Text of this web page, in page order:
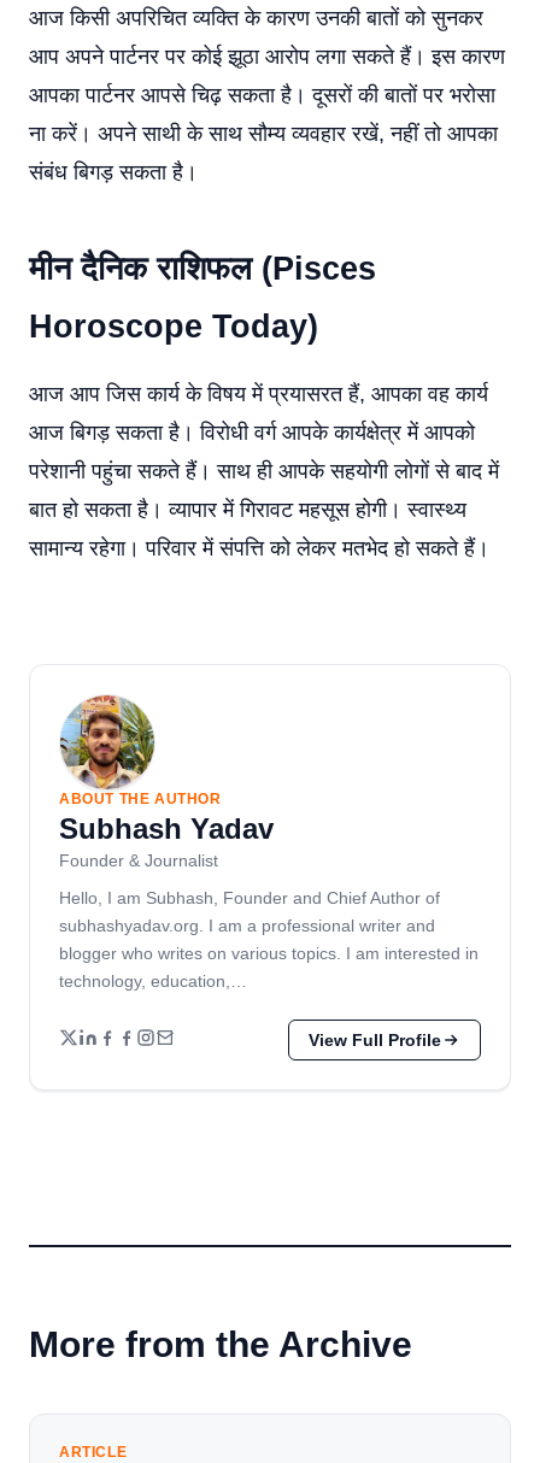
आज किसी अपरिचित व्यक्ति के कारण उनकी बातों को सुनकर
आप अपने पार्टनर पर कोई झूठा आरोप लगा सकते हैं। इस कारण
आपका पार्टनर आपसे चिढ़ सकता है। दूसरों की बातों पर भरोसा
ना करें। अपने साथी के साथ सौम्य व्यवहार रखें, नहीं तो आपका
संबंध बिगड़ सकता है।
मीन दैनिक राशिफल (Pisces
Horoscope Today)
आज आप जिस कार्य के विषय में प्रयासरत हैं, आपका वह कार्य
आज बिगड़ सकता है। विरोधी वर्ग आपके कार्यक्षेत्र में आपको
परेशानी पहुंचा सकते हैं। साथ ही आपके सहयोगी लोगों से बाद में
बात हो सकता है। व्यापार में गिरावट महसूस होगी। स्वास्थ्य
सामान्य रहेगा। परिवार में संपत्ति को लेकर मतभेद हो सकते हैं।
ABOUT THE AUTHOR
Subhash Yadav
Founder & Journalist
Hello, I am Subhash, Founder and Chief Author of
subhashyadav.org. I am a professional writer and
blogger who writes on various topics. I am interested in
technology, education,…
View Full Profile
More from the Archive
ARTICLE